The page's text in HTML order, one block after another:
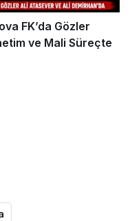
FK’da Gözler
ve Mali Süreçte